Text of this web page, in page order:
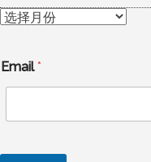
归
Email*